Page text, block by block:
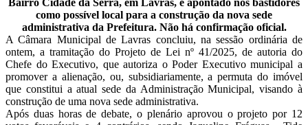
Bairro Cidade da Serra, em Lavras, é apontado nos bastidores
como possível local para a construção da nova sede
administrativa da Prefeitura. Não há confirmação oficial.
A Câmara Municipal de Lavras concluiu, na sessão ordinária de
ontem, a tramitação do Projeto de Lei nº 41/2025, de autoria do
Chefe do Executivo, que autoriza o Poder Executivo municipal a
promover a alienação, ou, subsidiariamente, a permuta do imóvel
que constitui a atual sede da Administração Municipal, visando à
construção de uma nova sede administrativa.
Após duas horas de debate, o plenário aprovou o projeto por 12